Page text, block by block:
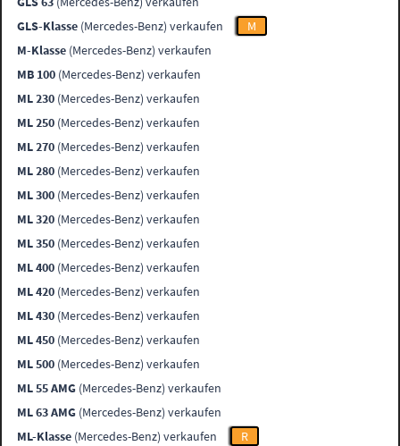
GLS-Klasse (Mercedes-Benz) verkaufen
M
M-Klasse (Mercedes-Benz) verkaufen
MB 100 (Mercedes-Benz) verkaufen
ML 230 (Mercedes-Benz) verkaufen
ML 250 (Mercedes-Benz) verkaufen
ML 270 (Mercedes-Benz) verkaufen
ML 280 (Mercedes-Benz) verkaufen
ML 300 (Mercedes-Benz) verkaufen
ML 320 (Mercedes-Benz) verkaufen
ML 350 (Mercedes-Benz) verkaufen
ML 400 (Mercedes-Benz) verkaufen
ML 420 (Mercedes-Benz) verkaufen
ML 430 (Mercedes-Benz) verkaufen
ML 450 (Mercedes-Benz) verkaufen
ML 500 (Mercedes-Benz) verkaufen
ML 55 AMG (Mercedes-Benz) verkaufen
ML 63 AMG (Mercedes-Benz) verkaufen
ML-Klasse (Mercedes-Benz) verkaufen
R